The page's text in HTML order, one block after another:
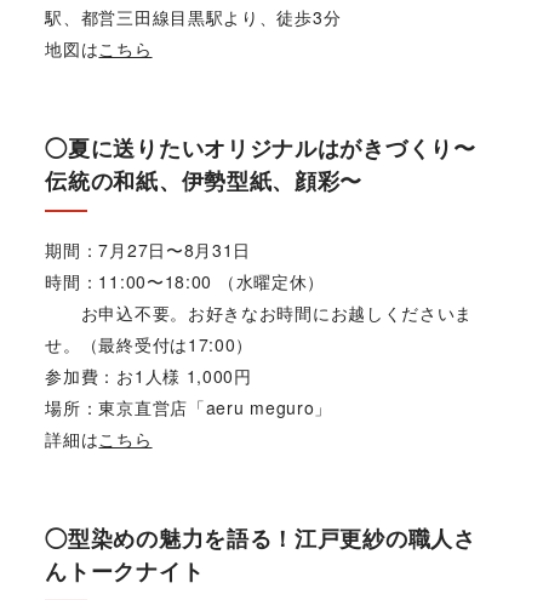
駅、都営三田線目黒駅より、徒歩3分
地図はこちら
◯夏に送りたいオリジナルはがきづくり〜
伝統の和紙、伊勢型紙、顔彩〜
期間：7月27日〜8月31日
時間：11:00〜18:00 （水曜定休）
お申込不要。お好きなお時間にお越しくださいま
せ。（最終受付は17:00）
参加費：お1人様 1,000円
場所：東京直営店「aeru meguro」
詳細はこちら
◯型染めの魅力を語る！江戸更紗の職人さ
んトークナイト